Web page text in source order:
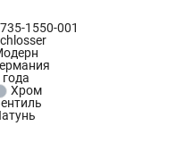
1550-001
года
Хром